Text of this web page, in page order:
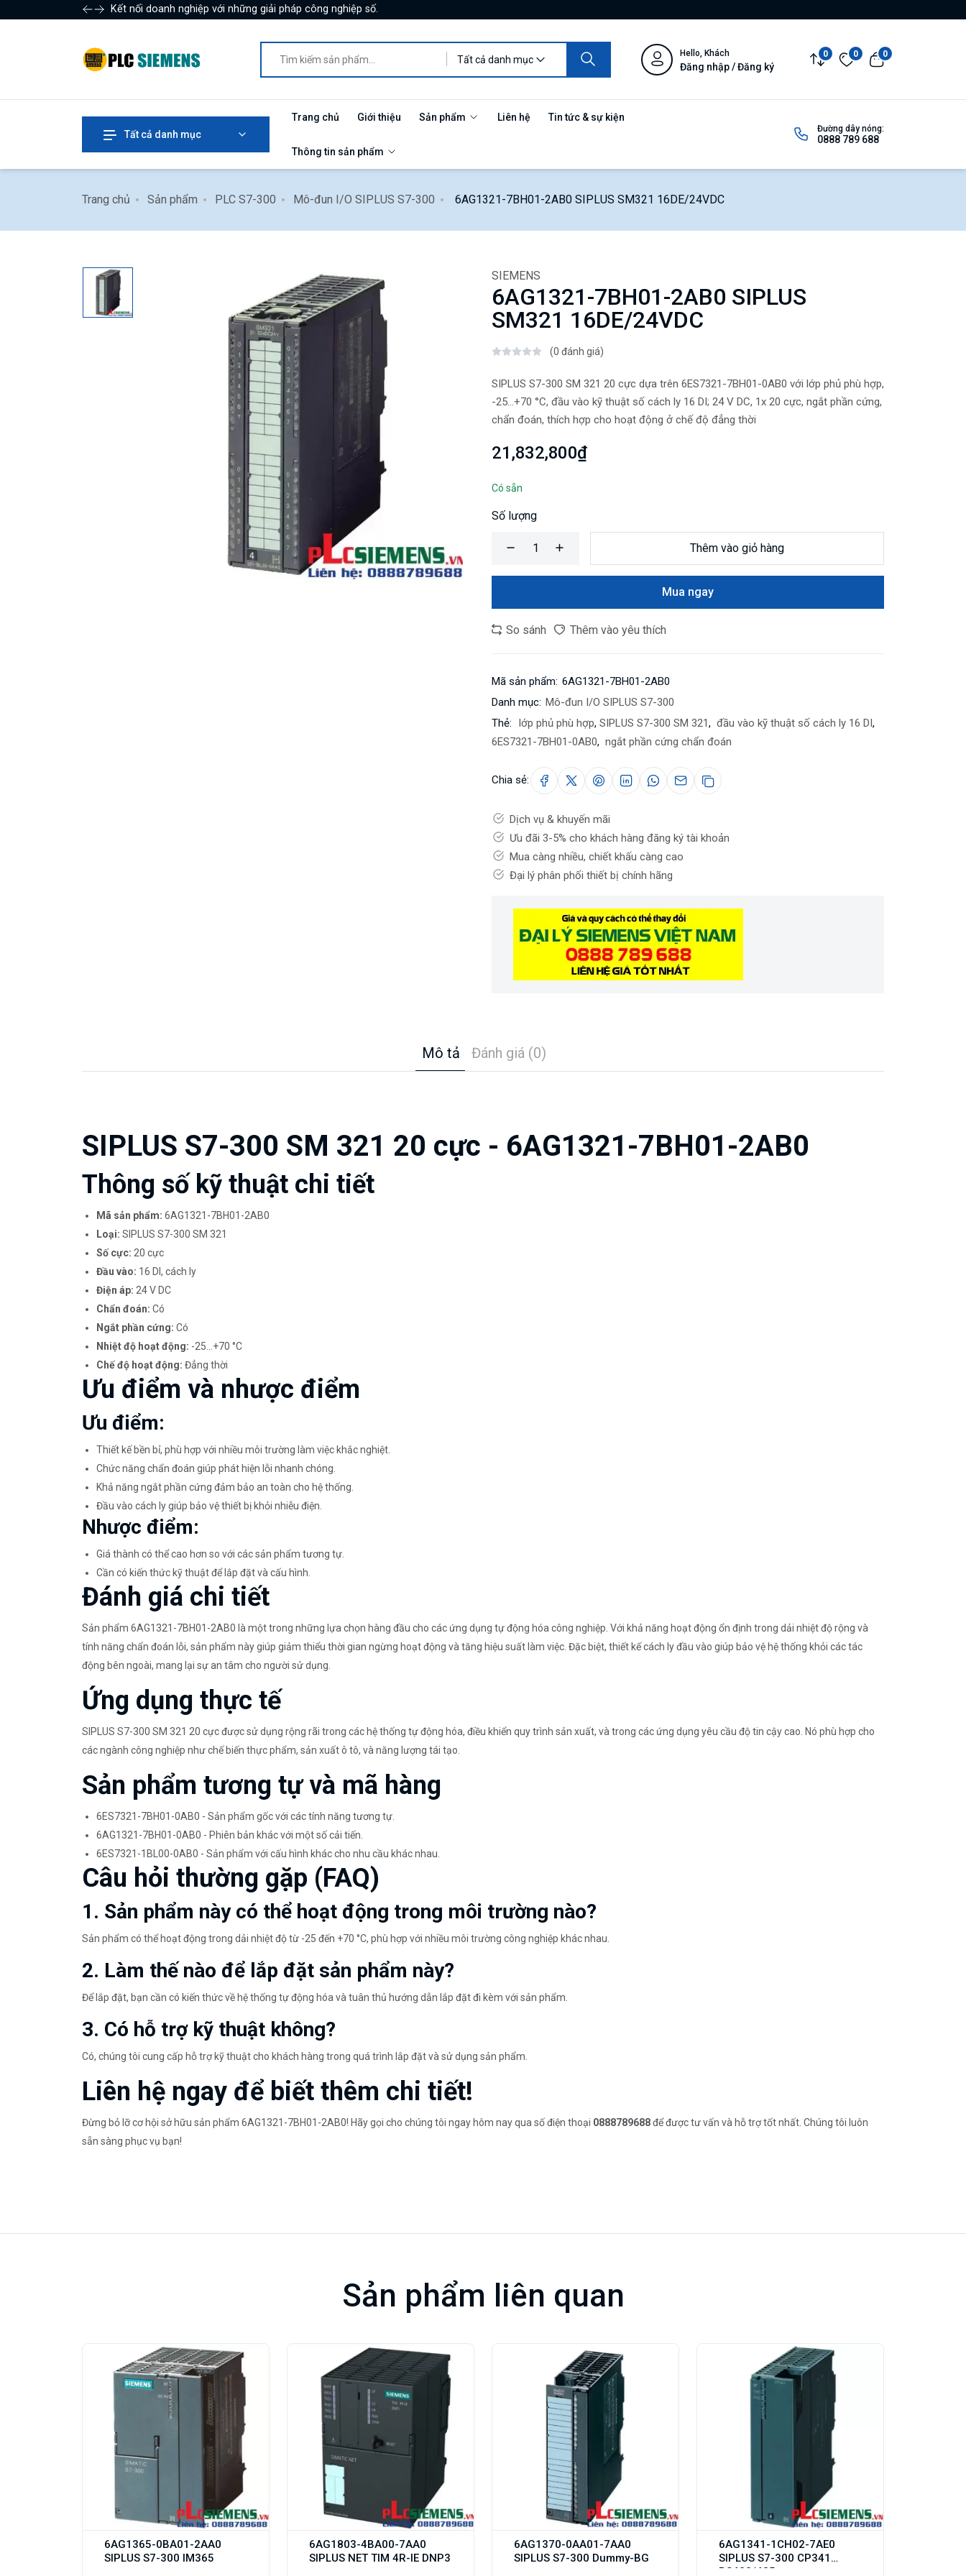
Kết nối doanh nghiệp với những giải pháp công nghiệp số.
Tất cả danh mục
Hello, Khách
Đăng nhập / Đăng ký
0 0 0
Tất cả danh mục
Trang chủ Giới thiệu Sản phẩm Liên hệ Tin tức & sự kiện
Thông tin sản phẩm
Đường dây nóng:
0888 789 688
Trang chủ Sản phẩm PLC S7-300 Mô-đun I/O SIPLUS S7-300 6AG1321-7BH01-2AB0 SIPLUS SM321 16DE/24VDC
SIEMENS
6AG1321-7BH01-2AB0 SIPLUS
SM321 16DE/24VDC
(0 đánh giá)
SIPLUS S7-300 SM 321 20 cực dựa trên 6ES7321-7BH01-0AB0 với lớp phủ phù hợp,
-25…+70 °C, đầu vào kỹ thuật số cách ly 16 DI; 24 V DC, 1x 20 cực, ngắt phần cứng,
chẩn đoán, thích hợp cho hoạt động ở chế độ đẳng thời
21,832,800₫
Có sẵn
Số lượng
Thêm vào giỏ hàng
Mua ngay
So sánh Thêm vào yêu thích
Mã sản phẩm: 6AG1321-7BH01-2AB0
Danh mục: Mô-đun I/O SIPLUS S7-300
Thẻ:
lớp phủ phù hợp, SIPLUS S7-300 SM 321, đầu vào kỹ thuật số cách ly 16 DI,
6ES7321-7BH01-0AB0, ngắt phần cứng chẩn đoán
Chia sẻ:
Dịch vụ & khuyến mãi
Ưu đãi 3-5% cho khách hàng đăng ký tài khoản
Mua càng nhiều, chiết khấu càng cao
Đại lý phân phối thiết bị chính hãng
Mô tả Đánh giá (0)
SIPLUS S7-300 SM 321 20 cực - 6AG1321-7BH01-2AB0
Thông số kỹ thuật chi tiết
Mã sản phẩm: 6AG1321-7BH01-2AB0
Loại: SIPLUS S7-300 SM 321
Số cực: 20 cực
Đầu vào: 16 DI, cách ly
Điện áp: 24 V DC
Chẩn đoán: Có
Ngắt phần cứng: Có
Nhiệt độ hoạt động: -25…+70 °C
Chế độ hoạt động: Đẳng thời
Ưu điểm và nhược điểm
Ưu điểm:
Thiết kế bền bỉ, phù hợp với nhiều môi trường làm việc khắc nghiệt.
Chức năng chẩn đoán giúp phát hiện lỗi nhanh chóng.
Khả năng ngắt phần cứng đảm bảo an toàn cho hệ thống.
Đầu vào cách ly giúp bảo vệ thiết bị khỏi nhiễu điện.
Nhược điểm:
Giá thành có thể cao hơn so với các sản phẩm tương tự.
Cần có kiến thức kỹ thuật để lắp đặt và cấu hình.
Đánh giá chi tiết
Sản phẩm 6AG1321-7BH01-2AB0 là một trong những lựa chọn hàng đầu cho các ứng dụng tự động hóa công nghiệp. Với khả năng hoạt động ổn định trong dải nhiệt độ rộng và
tính năng chẩn đoán lỗi, sản phẩm này giúp giảm thiểu thời gian ngừng hoạt động và tăng hiệu suất làm việc. Đặc biệt, thiết kế cách ly đầu vào giúp bảo vệ hệ thống khỏi các tác
động bên ngoài, mang lại sự an tâm cho người sử dụng.
Ứng dụng thực tế
SIPLUS S7-300 SM 321 20 cực được sử dụng rộng rãi trong các hệ thống tự động hóa, điều khiển quy trình sản xuất, và trong các ứng dụng yêu cầu độ tin cậy cao. Nó phù hợp cho
các ngành công nghiệp như chế biến thực phẩm, sản xuất ô tô, và năng lượng tái tạo.
Sản phẩm tương tự và mã hàng
6ES7321-7BH01-0AB0 - Sản phẩm gốc với các tính năng tương tự.
6AG1321-7BH01-0AB0 - Phiên bản khác với một số cải tiến.
6ES7321-1BL00-0AB0 - Sản phẩm với cấu hình khác cho nhu cầu khác nhau.
Câu hỏi thường gặp (FAQ)
1. Sản phẩm này có thể hoạt động trong môi trường nào?
Sản phẩm có thể hoạt động trong dải nhiệt độ từ -25 đến +70 °C, phù hợp với nhiều môi trường công nghiệp khác nhau.
2. Làm thế nào để lắp đặt sản phẩm này?
Để lắp đặt, bạn cần có kiến thức về hệ thống tự động hóa và tuân thủ hướng dẫn lắp đặt đi kèm với sản phẩm.
3. Có hỗ trợ kỹ thuật không?
Có, chúng tôi cung cấp hỗ trợ kỹ thuật cho khách hàng trong quá trình lắp đặt và sử dụng sản phẩm.
Liên hệ ngay để biết thêm chi tiết!
Đừng bỏ lỡ cơ hội sở hữu sản phẩm 6AG1321-7BH01-2AB0! Hãy gọi cho chúng tôi ngay hôm nay qua số điện thoại 0888789688để được tư vấn và hỗ trợ tốt nhất. Chúng tôi luôn
sẵn sàng phục vụ bạn!
Sản phẩm liên quan
6AG1365-0BA01-2AA0
SIPLUS S7-300 IM365
6AG1803-4BA00-7AA0
SIPLUS NET TIM 4R-IE DNP3
6AG1370-0AA01-7AA0
SIPLUS S7-300 Dummy-BG
6AG1341-1CH02-7AE0
SIPLUS S7-300 CP341
RS422/485